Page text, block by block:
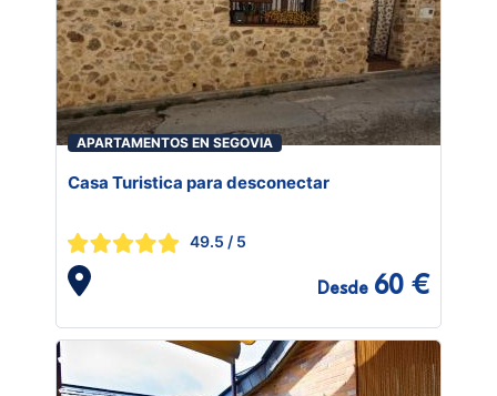
APARTAMENTOS EN SEGOVIA
Casa Turistica para desconectar
49.5 / 5
Desde 60 €